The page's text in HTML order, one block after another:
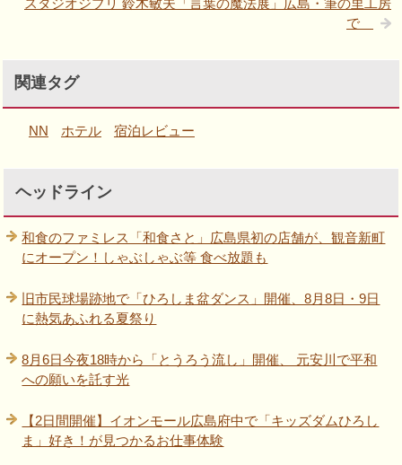
スタジオジブリ 鈴木敏夫「言葉の魔法展」広島・筆の里工房
で
関連タグ
NN ホテル 宿泊レビュー
ヘッドライン
和食のファミレス「和食さと」広島県初の店舗が、観音新町
にオープン！しゃぶしゃぶ等 食べ放題も
旧市民球場跡地で「ひろしま盆ダンス」開催、8月8日・9日
に熱気あふれる夏祭り
8月6日今夜18時から「とうろう流し」開催、 元安川で平和
への願いを託す光
【2日間開催】イオンモール広島府中で「キッズダムひろし
ま」好き！が見つかるお仕事体験